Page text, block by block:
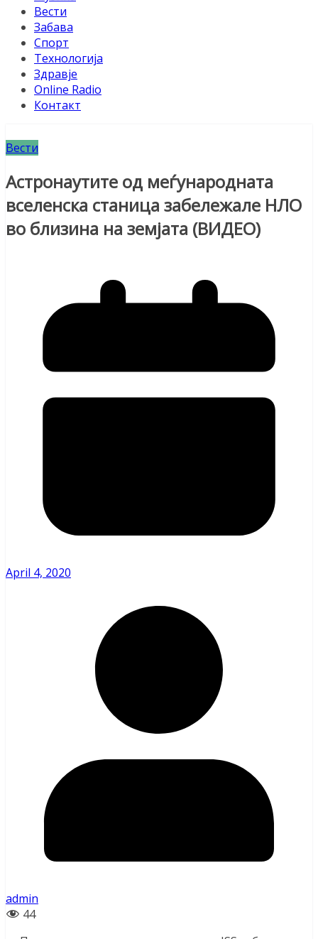
Вести
Забава
Спорт
Технологија
Здравје
Online Radio
Контакт
Вести
Астронаутите од меѓународната
вселенска станица забележале НЛО
во близина на земјата (ВИДЕО)
April 4, 2020
admin
44